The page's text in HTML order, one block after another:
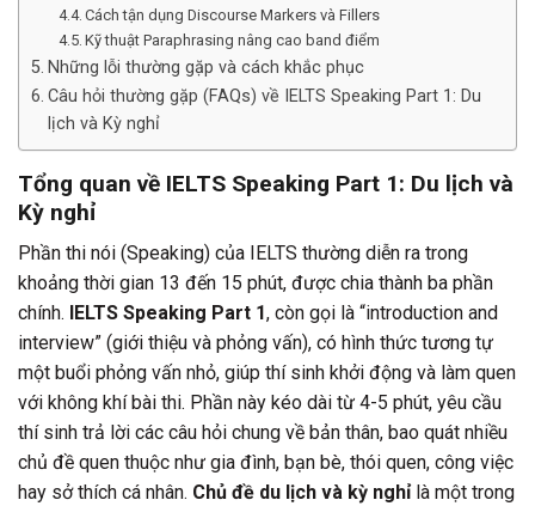
Cách tận dụng Discourse Markers và Fillers
Kỹ thuật Paraphrasing nâng cao band điểm
Những lỗi thường gặp và cách khắc phục
Câu hỏi thường gặp (FAQs) về IELTS Speaking Part 1: Du
lịch và Kỳ nghỉ
Tổng quan về IELTS Speaking Part 1: Du lịch và
Kỳ nghỉ
Phần thi nói (Speaking) của IELTS thường diễn ra trong
khoảng thời gian 13 đến 15 phút, được chia thành ba phần
chính.
IELTS Speaking Part 1, còn gọi là “introduction and
interview” (giới thiệu và phỏng vấn), có hình thức tương tự
một buổi phỏng vấn nhỏ, giúp thí sinh khởi động và làm quen
với không khí bài thi. Phần này kéo dài từ 4-5 phút, yêu cầu
thí sinh trả lời các câu hỏi chung về bản thân, bao quát nhiều
chủ đề quen thuộc như gia đình, bạn bè, thói quen, công việc
hay sở thích cá nhân. Chủ đề du lịch và kỳ nghỉlà một trong